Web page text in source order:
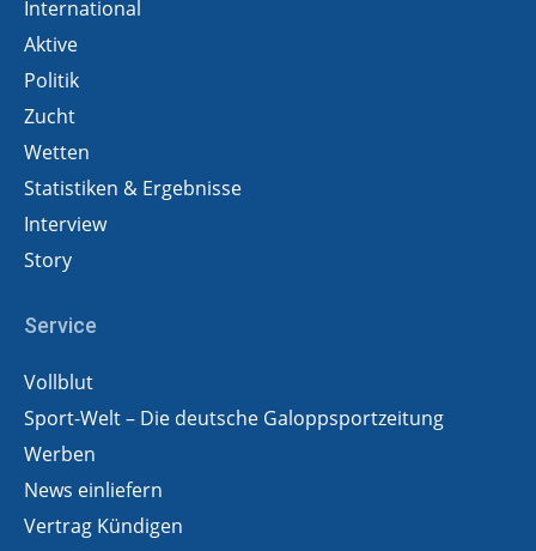
International
Aktive
Politik
Zucht
Wetten
Statistiken & Ergebnisse
Interview
Story
Service
Vollblut
Sport-Welt – Die deutsche Galoppsportzeitung
Werben
News einliefern
Vertrag Kündigen